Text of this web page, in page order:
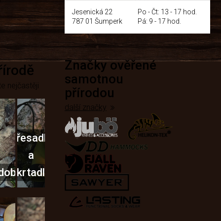
Jesenická 22
787 01 Šumperk
Po - Čt: 13 - 17 hod.
Pá: 9 - 17 hod.
nejčastěji
Křesadla
a
škrtadla
Značky ověřené
samotnou
přírodou
další značky